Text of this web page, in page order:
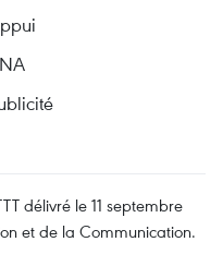
délivré le 11 septembre
et de la Communication.